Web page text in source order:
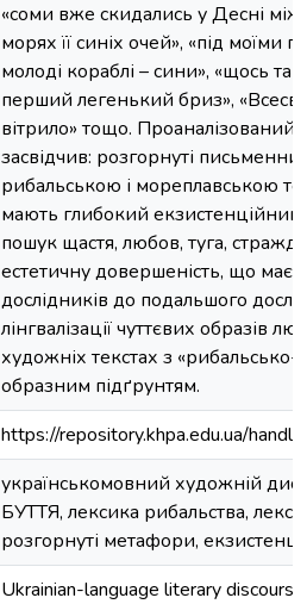
«соми вже скидались у Десні між
морях її синіх очей», «під моїми
молоді кораблі – сини», «щось
перший легенький бриз»,
вітрило» тощо. Проаналізований
засвідчив: розгорнуті
рибальською і мореплавською
мають глибокий екзистенційний
пошук щастя, любов, туга,
естетичну довершеність, що має
дослідників до подальшого
лінгвалізації чуттєвих образів
художніх текстах з
образним підґрунтям.
https://repository.khpa.edu.ua/
українськомовний художній
БУТТЯ, лексика рибальства,
розгорнуті метафори,
Ukrainian-language literary